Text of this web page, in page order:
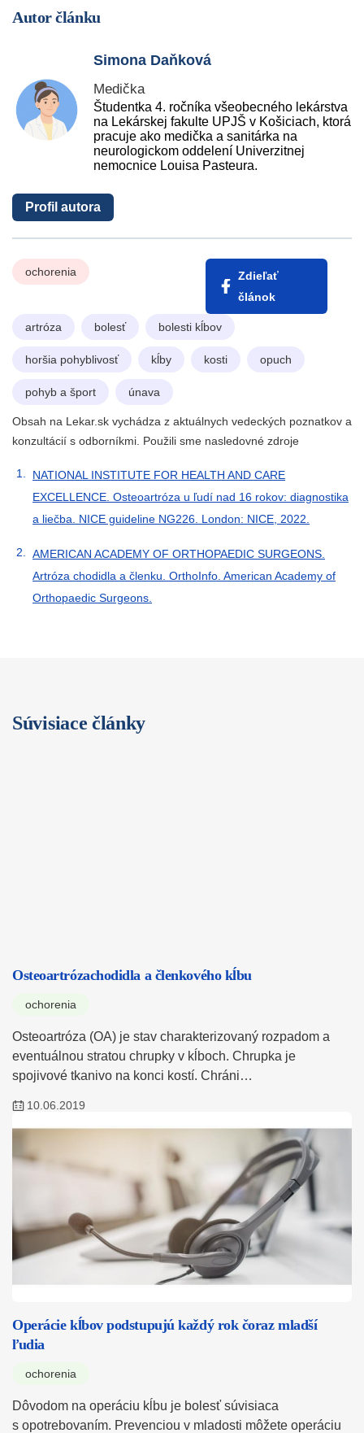
Autor článku
Simona Daňková
Medička
Študentka 4. ročníka všeobecného lekárstva
na Lekárskej fakulte UPJŠ v Košiciach, ktorá
pracuje ako medička a sanitárka na
neurologickom oddelení Univerzitnej
nemocnice Louisa Pasteura.
Profil autora
ochorenia
Zdieľať
článok
artróza bolesť bolesti kĺbov
horšia pohyblivosť kĺby kosti opuch
pohyb a šport únava
Obsah na Lekar.sk vychádza z aktuálnych vedeckých poznatkov a
konzultácií s odborníkmi. Použili sme nasledovné zdroje
NATIONAL INSTITUTE FOR HEALTH AND CARE
EXCELLENCE. Osteoartróza u ľudí nad 16 rokov: diagnostika
a liečba. NICE guideline NG226. London: NICE, 2022.
AMERICAN ACADEMY OF ORTHOPAEDIC SURGEONS.
Artróza chodidla a členku. OrthoInfo. American Academy of
Orthopaedic Surgeons.
Súvisiace články
Osteoartrózachodidla a členkového kĺbu
ochorenia
Osteoartróza (OA) je stav charakterizovaný rozpadom a
eventuálnou stratou chrupky v kĺboch. Chrupka je
spojivové tkanivo na konci kostí. Chráni…
10.06.2019
Operácie kĺbov podstupujú každý rok čoraz mladší
ľudia
ochorenia
Dôvodom na operáciu kĺbu je bolesť súvisiaca
s opotrebovaním. Prevenciou v mladosti môžete operáciu